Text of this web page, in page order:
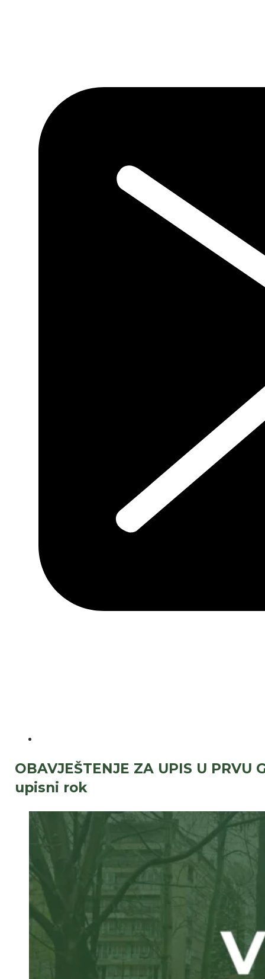
OBAVJEŠTENJE ZA UPIS U PRVU
upisni rok